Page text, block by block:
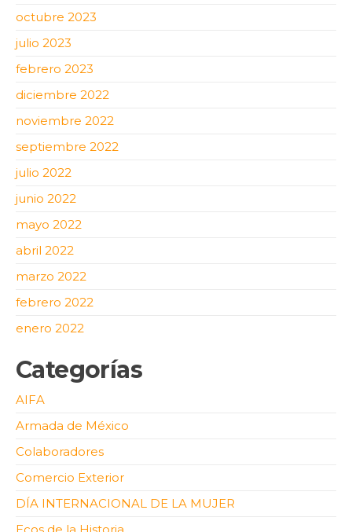
octubre 2023
julio 2023
febrero 2023
diciembre 2022
noviembre 2022
septiembre 2022
julio 2022
junio 2022
mayo 2022
abril 2022
marzo 2022
febrero 2022
enero 2022
Categorías
AIFA
Armada de México
Colaboradores
Comercio Exterior
DÍA INTERNACIONAL DE LA MUJER